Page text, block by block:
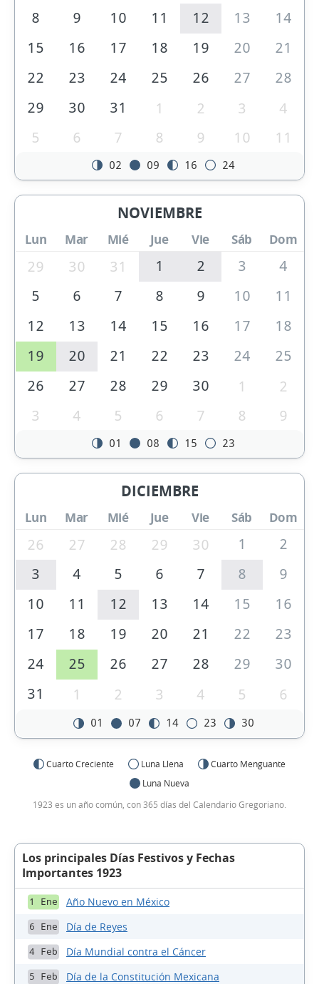
8
9 10 11 12 13
14
15
16 17 18 19 20
21
22
23 24 25 26 27
28
29
30 31 1 2 3
4
5
6 7 8 9 10 11
02 09 16 24
NOVIEMBRE
Lun Mar Mié Jue Vie Sáb Dom
29 30 31 1 2 3
4
5
6 7 8 9 10
11
12
13 14 15 16 17
18
19
20 21 22 23 24
25
26
27 28 29 30 1
2
3
4 5 6 7 8 9
01 08 15 23
DICIEMBRE
Lun Mar Mié Jue Vie Sáb Dom
26 27 28 29 30 1
2
3
4 5 6 7 8
9
10
11 12 13 14 15
16
17
18 19 20 21 22
23
24
25 26 27 28 29
30
31
1 2 3 4 5 6
01 07 14 23 30
Cuarto Creciente Luna Llena
Cuarto Menguante
Luna Nueva
1923 es un año común, con 365 días del Calendario Gregoriano.
Los principales Días Festivos y Fechas
Importantes 1923
1 Ene Año Nuevo en México
6 Ene Día de Reyes
4 Feb Día Mundial contra el Cáncer
5 Feb Día de la Constitución Mexicana